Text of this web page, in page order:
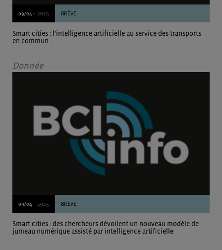
09/04 - 2025 BRÈVE
Smart cities : l’intelligence artificielle au service des transports
en commun
Donnée
09/04 - 2025 BRÈVE
Smart cities : des chercheurs dévoilent un nouveau modèle de
jumeau numérique assisté par intelligence artificielle